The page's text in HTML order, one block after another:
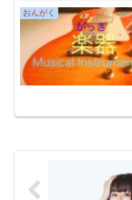
おんがく